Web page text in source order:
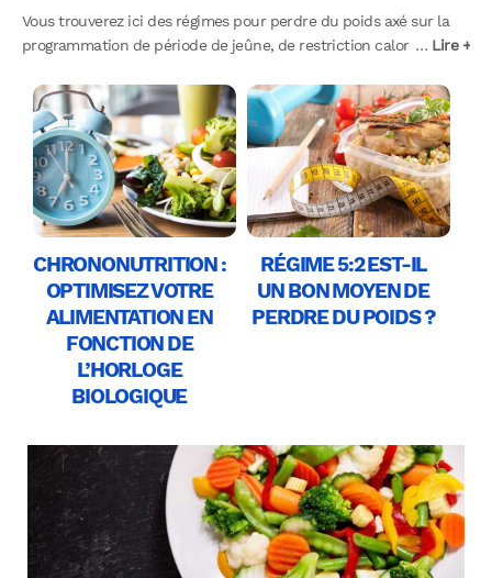
Vous trouverez ici des régimes pour perdre du poids axé sur la
programmation de période de jeûne, de restriction calorique
concentrent sur la consommation de groupes d’aliments
spécifiques à des moments précis de la journée. Le régime de
l’alimentation intuitive est un peu un ovni dans les régimes. En
effet, cette méthode alimentaire se concentre sur l’écoute de
son corps et de ses signaux de faim et de satiété pour guider ses
choix alimentaires.
… Lire +
CHRONONUTRITION :
OPTIMISEZ VOTRE
ALIMENTATION EN
FONCTION DE
L’HORLOGE
BIOLOGIQUE
RÉGIME 5:2 EST-IL
UN BON MOYEN DE
PERDRE DU POIDS ?